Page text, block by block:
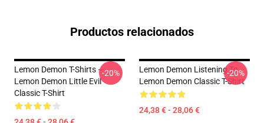
Productos relacionados
Lemon Demon T-Shirts –
Lemon Demon Little Evil
Classic T-Shirt
-20%
Lemon Demon Listening To
Lemon Demon Classic T-Shirt
24,38 € - 28,06 €
-20%